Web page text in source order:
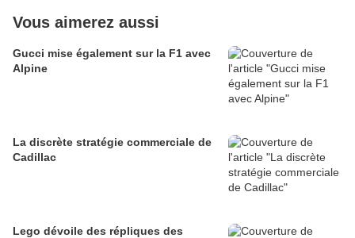
Vous aimerez aussi
Gucci mise également sur la F1 avec
Alpine
La discrète stratégie commerciale de
Cadillac
Lego dévoile des répliques des